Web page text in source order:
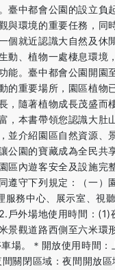
臺中都會公園的設立負
與環境的重要任務，同
個就近認識大自然及休
動、植物一處棲息環境
能。臺中都會公園開園
的重要場所，園區植物
，隨著植物成長茂盛而
，本書帶領您認識大肚
並介紹園區自然資源、
公園的寶藏成為全民共
區內遊客安全及設施完
遵守下列規定：（一）
服務中心、展示室、視
戶外場地使用時間：(1)
景觀道路西側至六米環
場。＊開放使用時間：
間關閉區域：夜間開放